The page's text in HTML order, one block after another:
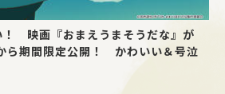
！ 映画『おまえうまそうだな』が
ら期間限定公開！ かわいい＆号泣